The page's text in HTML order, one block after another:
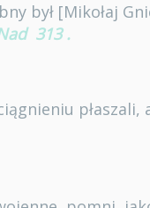
był [Mikołaj
313 .